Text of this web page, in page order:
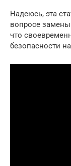
Надеюсь, эта
вопросе
что
безопасности